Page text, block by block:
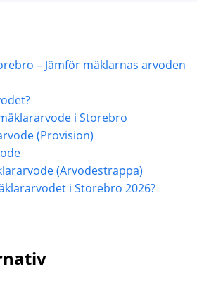
– Jämför mäklarnas arvoden
i Storebro
(Provision)
(Arvodestrappa)
i Storebro 2026?